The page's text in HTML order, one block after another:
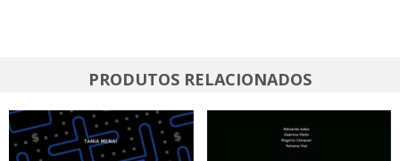
PRODUTOS RELACIONADOS